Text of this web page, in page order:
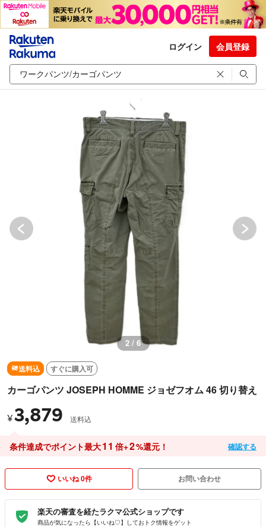
ログイン 会員登録
2 / 6
送料込 すぐに購入可
カーゴパンツ JOSEPH HOMME ジョゼフオム 46 切り替え
¥3,879 送料込
条件達成でポイント最大11 倍+2%還元！ 確認する
いいね 0件 お問い合わせ
楽天の審査を経たラクマ公式ショップです
商品が気になったら【いいね♡】しておトク情報をゲット